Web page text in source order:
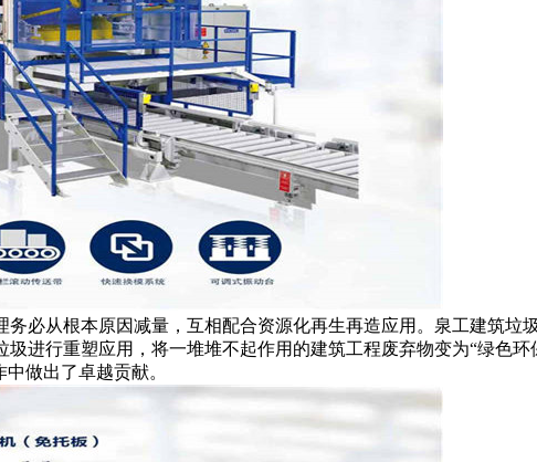
必从根本原因减量，互相配合资源化再生再造应用。泉工建筑垃
进行重塑应用，将一堆堆不起作用的建筑工程废弃物变为“绿色
做出了卓越贡献。